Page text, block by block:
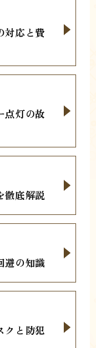
対応と費
点灯の故
徹底解説
避の知識
クと防犯